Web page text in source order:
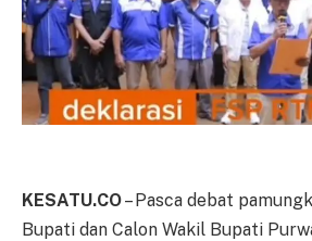
KESATU.CO– Pasca debat
Bupati dan Calon Wakil Bupati